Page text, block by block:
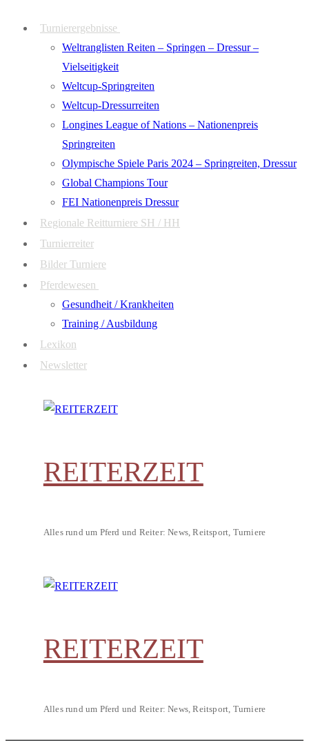
Turnierergebnisse
Weltranglisten Reiten – Springen – Dressur –
Vielseitigkeit
Weltcup-Springreiten
Weltcup-Dressurreiten
Longines League of Nations – Nationenpreis
Springreiten
Olympische Spiele Paris 2024 – Springreiten, Dressur
Global Champions Tour
FEI Nationenpreis Dressur
Regionale Reitturniere SH / HH
Turnierreiter
Bilder Turniere
Pferdewesen
Gesundheit / Krankheiten
Training / Ausbildung
Lexikon
Newsletter
REITERZEIT
Alles rund um Pferd und Reiter: News, Reitsport, Turniere
REITERZEIT
Alles rund um Pferd und Reiter: News, Reitsport, Turniere